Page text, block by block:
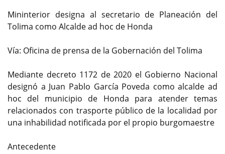
Mininterior designa al secretario de Planeación del
Tolima como Alcalde ad hoc de Honda
Vía: Oficina de prensa de la Gobernación del Tolima
Mediante decreto 1172 de 2020 el Gobierno Nacional
designó a Juan Pablo García Poveda como alcalde ad
hoc del municipio de Honda para atender temas
relacionados con trasporte público de la localidad por
una inhabilidad notificada por el propio burgomaestre
Antecedente